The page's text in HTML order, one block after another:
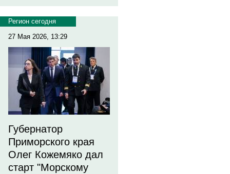
Регион сегодня
27 Мая 2026, 13:29
Губернатор
Приморского края
Олег Кожемяко дал
старт "Морскому